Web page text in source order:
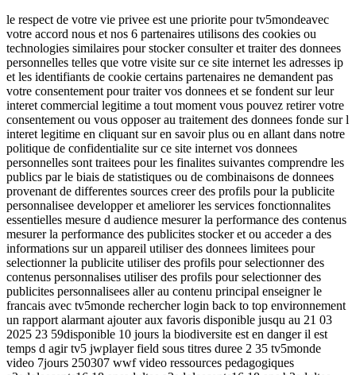
le respect de votre vie privee est une priorite pour tv5mondeavec
votre accord nous et nos 6 partenaires utilisons des cookies ou
technologies similaires pour stocker consulter et traiter des donnees
personnelles telles que votre visite sur ce site internet les adresses ip
et les identifiants de cookie certains partenaires ne demandent pas
votre consentement pour traiter vos donnees et se fondent sur leur
interet commercial legitime a tout moment vous pouvez retirer votre
consentement ou vous opposer au traitement des donnees fonde sur l
interet legitime en cliquant sur en savoir plus ou en allant dans notre
politique de confidentialite sur ce site internet vos donnees
personnelles sont traitees pour les finalites suivantes comprendre les
publics par le biais de statistiques ou de combinaisons de donnees
provenant de differentes sources creer des profils pour la publicite
personnalisee developper et ameliorer les services fonctionnalites
essentielles mesure d audience mesurer la performance des contenus
mesurer la performance des publicites stocker et ou acceder a des
informations sur un appareil utiliser des donnees limitees pour
selectionner la publicite utiliser des profils pour selectionner des
contenus personnalises utiliser des profils pour selectionner des
publicites personnalisees aller au contenu principal enseigner le
francais avec tv5monde rechercher login back to top environnement
un rapport alarmant ajouter aux favoris disponible jusqu au 21 03
2025 23 59disponible 10 jours la biodiversite est en danger il est
temps d agir tv5 jwplayer field sous titres duree 2 35 tv5monde
video 7jours 250307 wwf video ressources pedagogiques